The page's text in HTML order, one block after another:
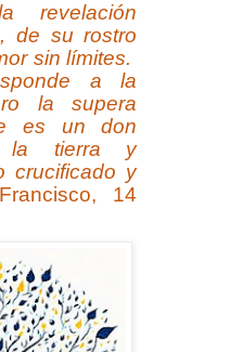
revelación
de su rostro
sin límites.
a la
la supera
es un don
la tierra y
crucificado y
14